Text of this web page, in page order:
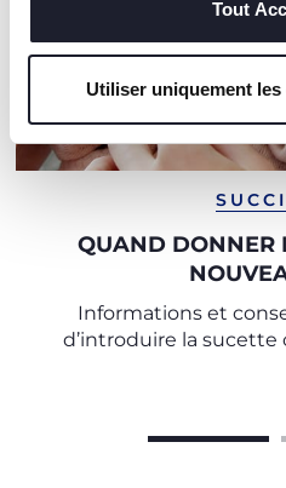
Tout
Utiliser uniquement
QUAND DONNER
Informations et
d’introduire la sucette